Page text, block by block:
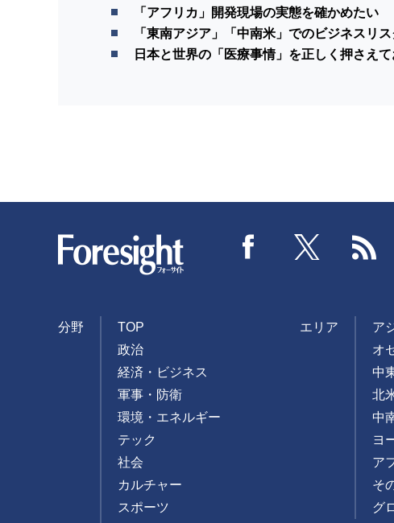
「アフリカ」開発現場の実態を確かめたい
「東南アジア」「中南米」でのビジネスリス
日本と世界の「医療事情」を正しく押さえ
Facebook Twitter
分野
TOP
政治
経済・ビジネス
軍事・防衛
環境・エネルギー
テック
社会
カルチャー
スポーツ
エリア
ア
オ
中
北
中
ヨ
ア
そ
グ